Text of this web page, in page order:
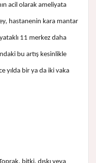
acil olarak ameliyata
hastanenin kara mantar
11 merkez daha
bu artış kesinlikle
yılda bir ya da iki vaka